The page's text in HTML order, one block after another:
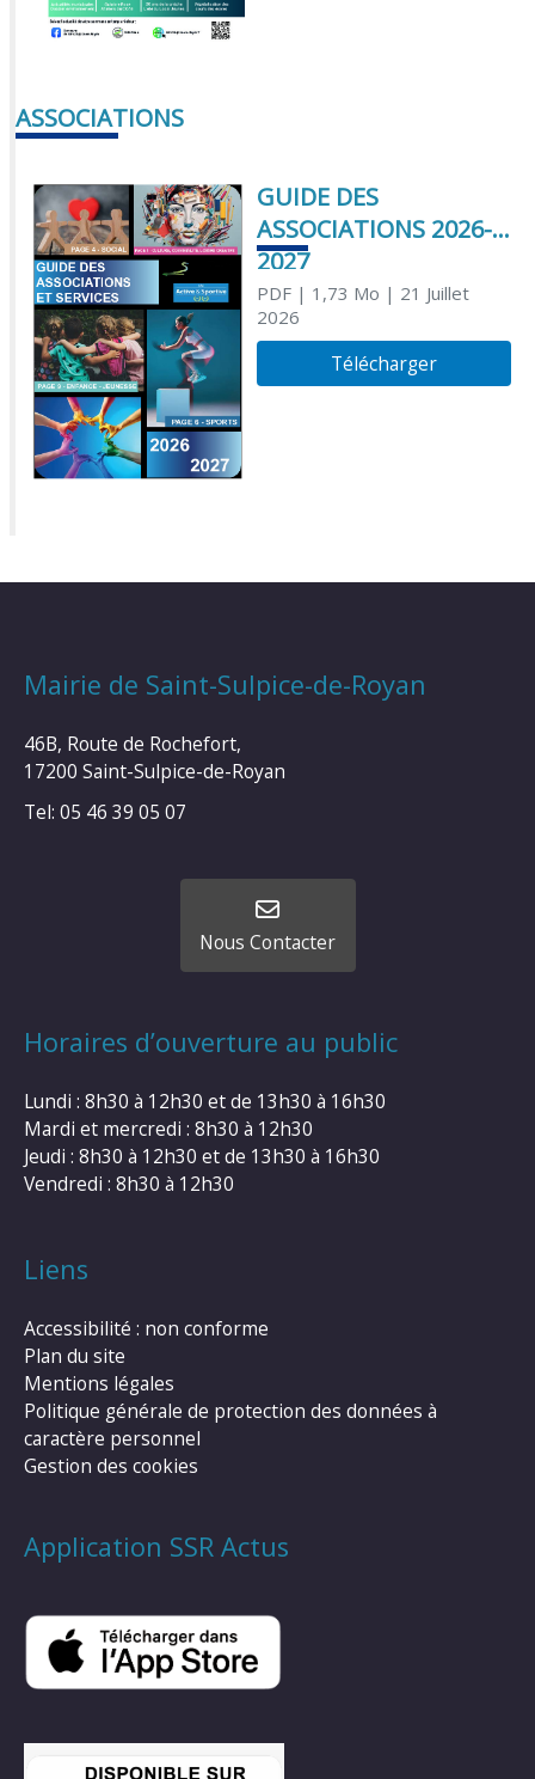
ASSOCIATIONS
GUIDE DES
ASSOCIATIONS 2026-
2027
PDF| 1,73 Mo | 21 Juillet
2026
Télécharger
Mairie de Saint-Sulpice-de-Royan
46B, Route de Rochefort,
17200 Saint-Sulpice-de-Royan
Tel: 05 46 39 05 07
Nous Contacter
Horaires d’ouverture au public
Lundi : 8h30 à 12h30 et de 13h30 à 16h30
Mardi et mercredi : 8h30 à 12h30
Jeudi : 8h30 à 12h30 et de 13h30 à 16h30
Vendredi : 8h30 à 12h30
Liens
Accessibilité : non conforme
Plan du site
Mentions légales
Politique générale de protection des données à
caractère personnel
Gestion des cookies
Application SSR Actus